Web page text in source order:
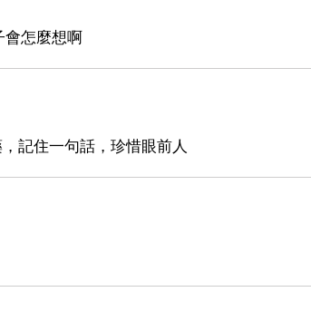
會怎麼想啊
記住一句話，珍惜眼前人